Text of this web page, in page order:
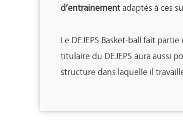
d’entrainementadaptés à ces
Le DEJEPS Basket-ball fait partie
titulaire du DEJEPS aura aussi
structure dans laquelle il